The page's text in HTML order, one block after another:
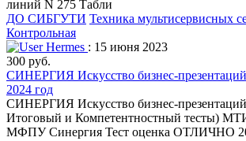
линий N 275 Табли
ДО СИБГУТИ Техника мультисервисных
Контрольная
Hermes : 15 июня 2023
300 руб.
СИНЕРГИЯ Искусство бизнес-презентаций
2024 год
СИНЕРГИЯ Искусство бизнес-
Итоговый и Компетентностный тесты)
МФПУ Синергия Тест оценка ОТЛИЧНО